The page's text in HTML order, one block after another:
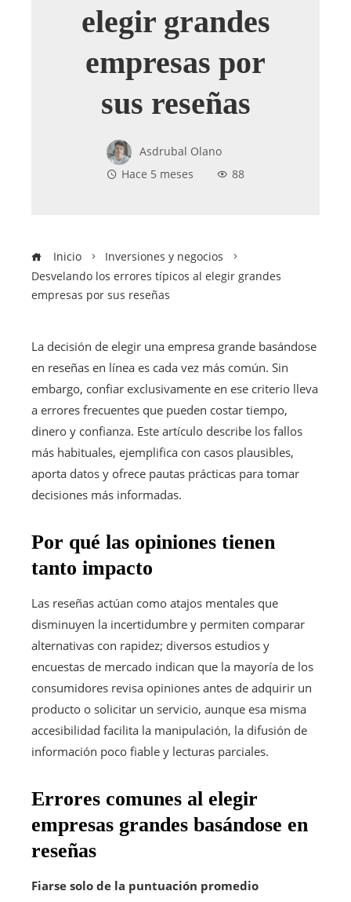
elegir grandes
empresas por
sus reseñas
Asdrubal Olano
Hace 5 meses
88
Inicio
Inversiones y negocios
Desvelando los errores típicos al elegir grandes
empresas por sus reseñas
La decisión de elegir una empresa grande basándose
en reseñas en línea es cada vez más común. Sin
embargo, confiar exclusivamente en ese criterio lleva
a errores frecuentes que pueden costar tiempo,
dinero y confianza. Este artículo describe los fallos
más habituales, ejemplifica con casos plausibles,
aporta datos y ofrece pautas prácticas para tomar
decisiones más informadas.
Por qué las opiniones tienen
tanto impacto
Las reseñas actúan como atajos mentales que
disminuyen la incertidumbre y permiten comparar
alternativas con rapidez; diversos estudios y
encuestas de mercado indican que la mayoría de los
consumidores revisa opiniones antes de adquirir un
producto o solicitar un servicio, aunque esa misma
accesibilidad facilita la manipulación, la difusión de
información poco fiable y lecturas parciales.
Errores comunes al elegir
empresas grandes basándose en
reseñas
Fiarse solo de la puntuación promedio